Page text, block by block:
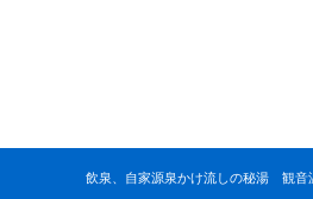
飲泉、自家源泉かけ流しの秘湯 観音